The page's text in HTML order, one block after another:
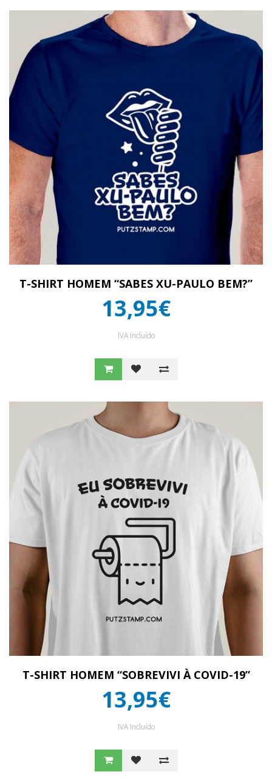
T-SHIRT HOMEM “SABES XU-PAULO BEM?”
13,95€
IVA Incluído
T-SHIRT HOMEM “SOBREVIVI À COVID-19”
13,95€
IVA Incluído